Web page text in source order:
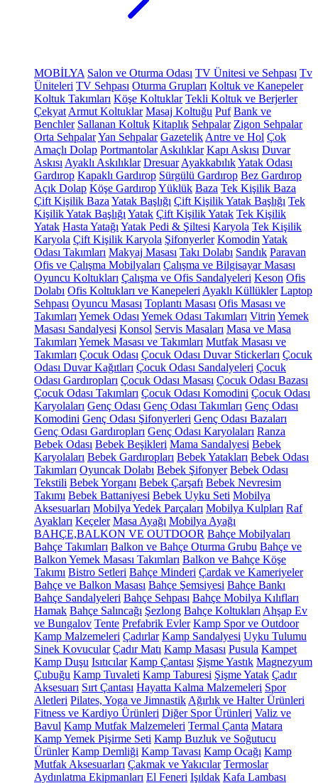
MOBİLYA Salon ve Oturma Odası TV Ünitesi ve Sehpası Tv
Üniteleri TV Sehpası Oturma Grupları Koltuk ve Kanepeler
Koltuk Takımları Köşe Koltuklar Tekli Koltuk ve Berjerler
Çekyat Armut Koltuklar Masaj Koltuğu Puf Bank ve
Benchler Sallanan Koltuk Kitaplık Sehpalar Zigon Sehpalar
Orta SehpalarYan Sehpalar Gazetelik Antre ve Hol Çok
Amaçlı Dolap Portmantolar Askılıklar Kapı Askısı Duvar
Askısı Ayaklı Askılıklar Dresuar AyakkabılıkYatak Odası
Gardırop Kapaklı Gardırop Sürgülü Gardırop Bez Gardırop
Açık Dolap Köşe GardıropYüklük Baza Tek Kişilik Baza
Çift Kişilik Baza Yatak Başlığı Çift Kişilik Yatak Başlığı Tek
Kişilik Yatak Başlığı Yatak Çift Kişilik Yatak Tek Kişilik
Yatak Hasta Yatağı Yatak Pedi & Şiltesi Karyola Tek Kişilik
Karyola Çift Kişilik Karyola Şifonyerler Komodin Yatak
Odası Takımları Makyaj Masası Takı Dolabı Sandık Paravan
Ofis ve Çalışma Mobilyaları Çalışma ve Bilgisayar Masası
Oyuncu Koltukları Çalışma ve Ofis Sandalyeleri Keson Ofis
Dolabı Ofis Koltukları ve Kanepeleri Ayaklı Küllükler Laptop
Sehpası Oyuncu Masası Toplantı Masası Ofis Masası ve
Takımları Yemek Odası Yemek Odası Takımları Vitrin Yemek
Masası Sandalyesi Konsol Servis Masaları Masa ve Masa
Takımları Yemek Masası ve Takımları Mutfak Masası ve
Takımları Çocuk Odası Çocuk Odası Duvar Stickerları Çocuk
Odası Duvar Kağıtları Çocuk Odası Sandalyeleri Çocuk
Odası Gardıropları Çocuk Odası Masası Çocuk Odası Bazası
Çocuk Odası Takımları Çocuk Odası Komodini Çocuk Odası
Karyolaları Genç Odası Genç Odası Takımları Genç Odası
Komodini Genç Odası Şifonyerleri Genç Odası Bazaları
Genç Odası Gardıropları Genç Odası Karyolaları Ranza
Bebek Odası Bebek Beşikleri Mama Sandalyesi Bebek
Karyolaları Bebek Gardıropları Bebek Yatakları Bebek Odası
Takımları Oyuncak Dolabı Bebek Şifonyer Bebek Odası
Tekstili Bebek Yorganı Bebek Çarşafı Bebek Nevresim
Takımı Bebek Battaniyesi Bebek Uyku Seti Mobilya
Aksesuarları Mobilya Yedek Parçaları Mobilya Kulpları Raf
Ayakları Keçeler Masa Ayağı Mobilya Ayağı
BAHÇE,BALKON VE OUTDOOR Bahçe Mobilyaları
Bahçe Takımları Balkon ve Bahçe Oturma Grubu Bahçe ve
Balkon Yemek Masası Takımları Balkon ve Bahçe Köşe
Takımı Bistro Setleri Bahçe Minderi Çardak ve Kameriyeler
Bahçe ve Balkon Masası Bahçe Şemsiyesi Bahçe Bankı
Bahçe Sandalyeleri Bahçe Sehpası Bahçe Mobilya Kılıfları
Hamak Bahçe Salıncağı Şezlong Bahçe Koltukları Ahşap Ev
ve Bungalov Tente Prefabrik Evler Kamp Spor ve Outdoor
Kamp Malzemeleri Çadırlar Kamp Sandalyesi Uyku Tulumu
Sinek Kovucular Çadır Matı Kamp Masası Pusula Kampet
Kamp Duşu Isıtıcılar Kamp Çantası Şişme Yastık Magnezyum
Çubuğu Kamp Tuvaleti Kamp Taburesi Şişme Yatak Çadır
Aksesuarı Sırt Çantası Hayatta Kalma Malzemeleri Spor
Aletleri Pilates, Yoga ve Jimnastik Ağırlık ve Halter Ürünleri
Fitness ve Kardiyo Ürünleri Diğer Spor Ürünleri Valiz ve
Bavul Kamp Mutfak Malzemeleri Termal Çanta Matara
Kamp Yemek Pişirme Seti Kamp Buzluk ve Soğutucu
Ürünler Kamp Demliği Kamp Tavası Kamp Ocağı Kamp
Mutfak Aksesuarları Çakmak ve Yakıcılar Termoslar
Aydınlatma Ekipmanları El Feneri Işıldak Kafa Lambası